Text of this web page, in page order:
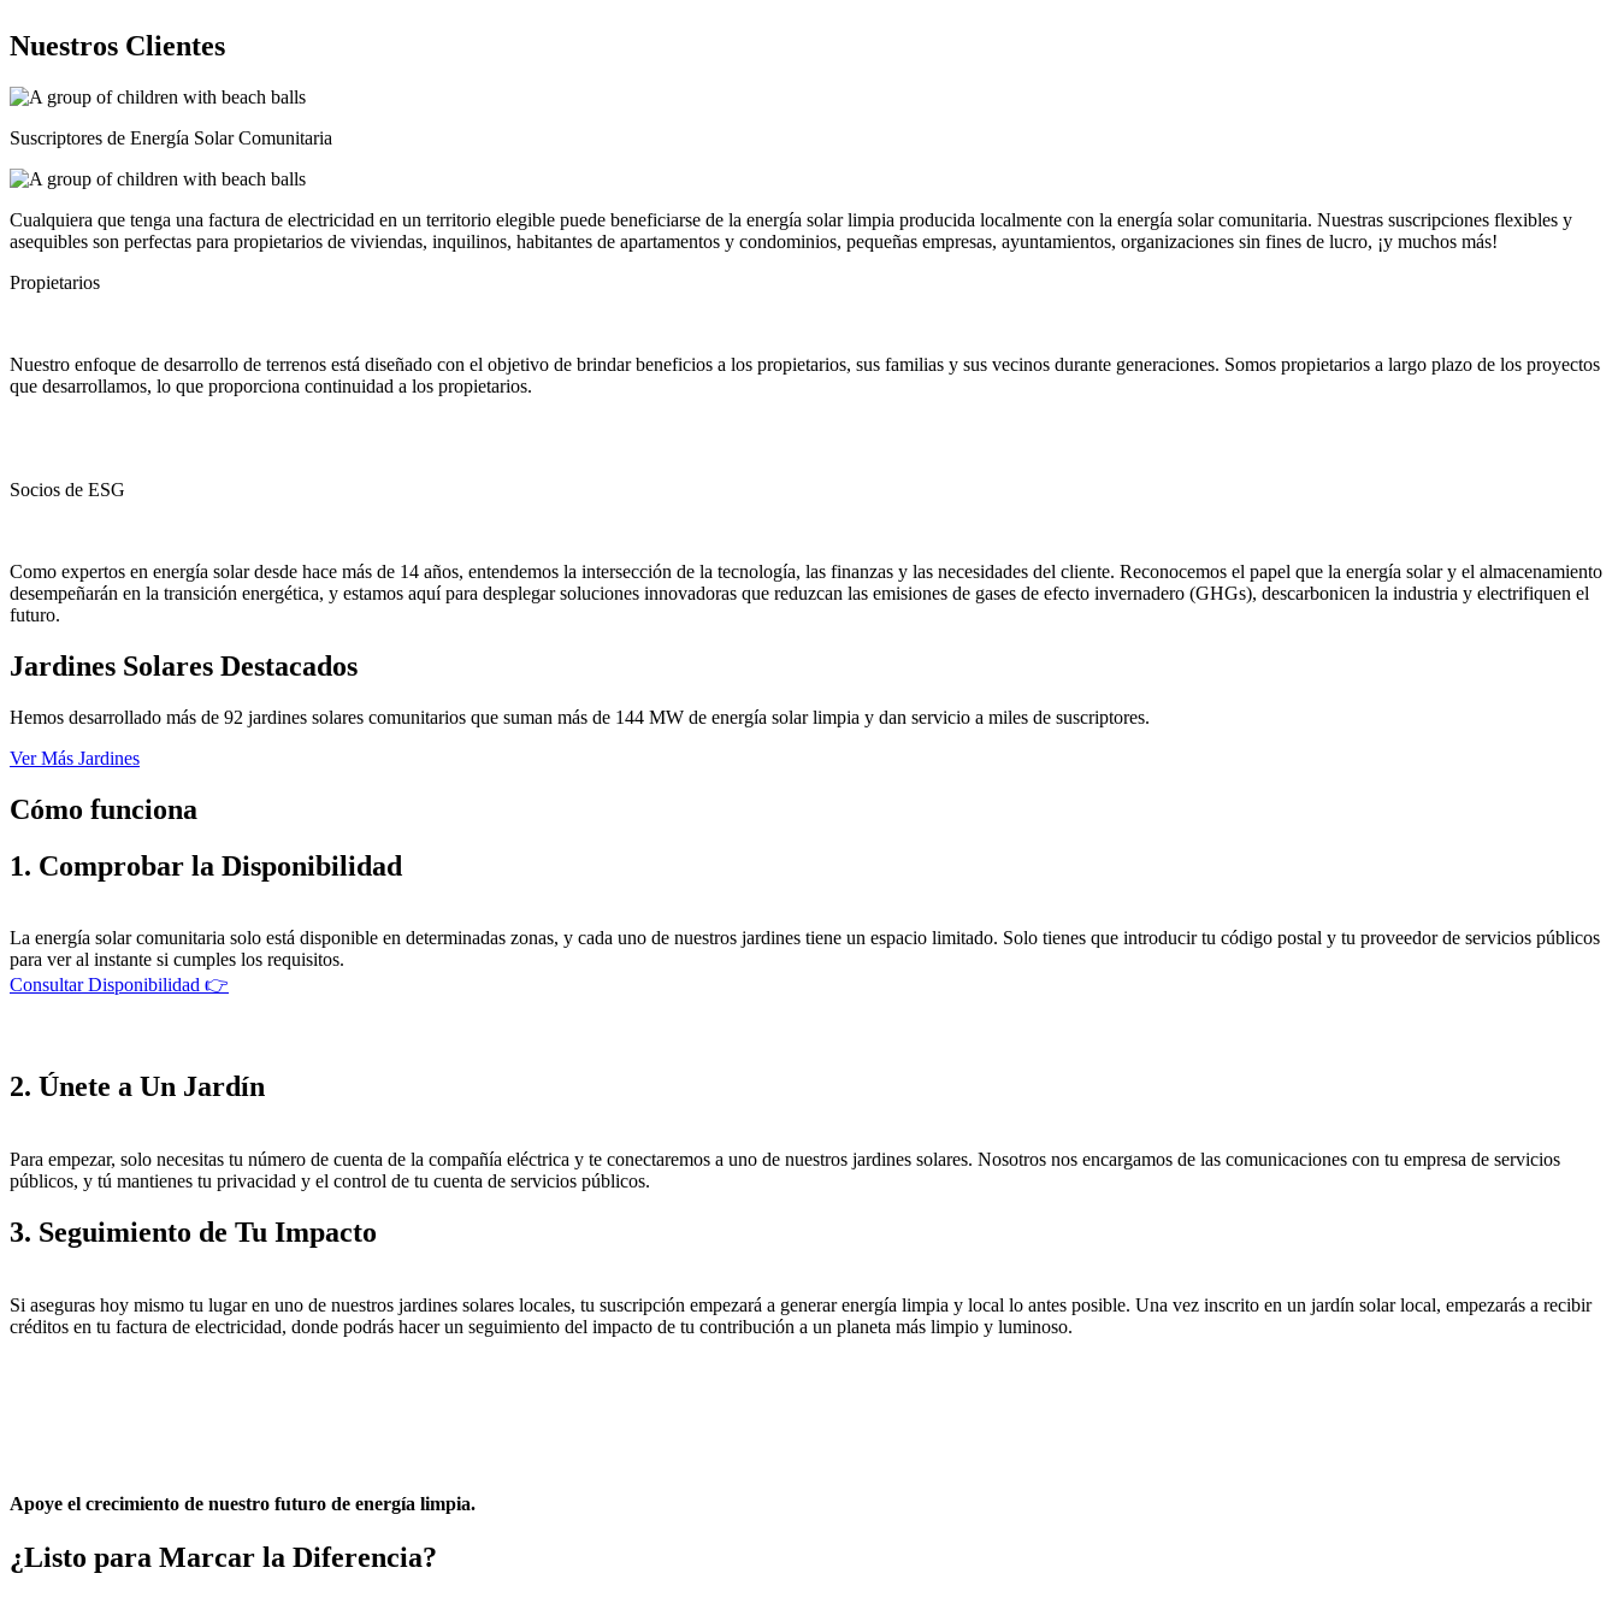
Nuestros Clientes
Suscriptores de Energía Solar Comunitaria
Cualquiera que tenga una factura de electricidad en un territorio elegible puede beneficiarse de la energía solar limpia producida localmente con la energía solar comunitaria. Nuestras suscripciones flexibles y
asequibles son perfectas para propietarios de viviendas, inquilinos, habitantes de apartamentos y condominios, pequeñas empresas, ayuntamientos, organizaciones sin fines de lucro, ¡y muchos más!
Propietarios
Nuestro enfoque de desarrollo de terrenos está diseñado con el objetivo de brindar beneficios a los propietarios, sus familias y sus vecinos durante generaciones. Somos propietarios a largo plazo de los proyectos
que desarrollamos, lo que proporciona continuidad a los propietarios.
Socios de ESG
Como expertos en energía solar desde hace más de 14 años, entendemos la intersección de la tecnología, las finanzas y las necesidades del cliente. Reconocemos el papel que la energía solar y el almacenamiento
desempeñarán en la transición energética, y estamos aquí para desplegar soluciones innovadoras que reduzcan las emisiones de gases de efecto invernadero (GHGs), descarbonicen la industria y electrifiquen el
futuro.
Jardines Solares Destacados
Hemos desarrollado más de 92 jardines solares comunitarios que suman más de 144 MW de energía solar limpia y dan servicio a miles de suscriptores.
Ver Más Jardines
Cómo funciona
1. Comprobar la Disponibilidad
La energía solar comunitaria solo está disponible en determinadas zonas, y cada uno de nuestros jardines tiene un espacio limitado. Solo tienes que introducir tu código postal y tu proveedor de servicios públicos
para ver al instante si cumples los requisitos.
Consultar Disponibilidad 👉
2. Únete a Un Jardín
Para empezar, solo necesitas tu número de cuenta de la compañía eléctrica y te conectaremos a uno de nuestros jardines solares. Nosotros nos encargamos de las comunicaciones con tu empresa de servicios
públicos, y tú mantienes tu privacidad y el control de tu cuenta de servicios públicos.
3. Seguimiento de Tu Impacto
Si aseguras hoy mismo tu lugar en uno de nuestros jardines solares locales, tu suscripción empezará a generar energía limpia y local lo antes posible. Una vez inscrito en un jardín solar local, empezarás a recibir
créditos en tu factura de electricidad, donde podrás hacer un seguimiento del impacto de tu contribución a un planeta más limpio y luminoso.
Apoye el crecimiento de nuestro futuro de energía limpia.
¿Listo para Marcar la Diferencia?